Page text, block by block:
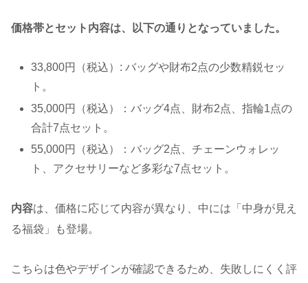
価格帯とセット内容は、以下の通りとなっていました。
33,800円（税込）: バッグや財布2点の少数精鋭セッ
ト。
35,000円（税込）：バッグ4点、財布2点、指輪1点の
合計7点セット。
55,000円（税込）：バッグ2点、チェーンウォレッ
ト、アクセサリーなど多彩な7点セット。
内容は、価格に応じて内容が異なり、中には「中身が見え
る福袋」も登場。
こちらは色やデザインが確認できるため、失敗しにくく評